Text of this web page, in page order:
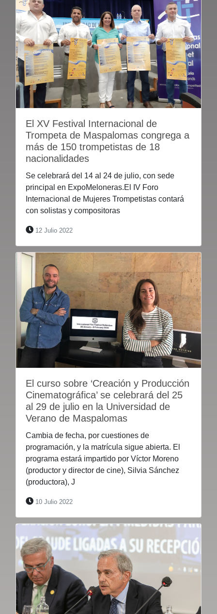
El XV Festival Internacional de
Trompeta de Maspalomas congrega a
más de 150 trompetistas de 18
nacionalidades
Se celebrará del 14 al 24 de julio, con sede
principal en ExpoMeloneras.El IV Foro
Internacional de Mujeres Trompetistas contará
con solistas y compositoras
12 Julio 2022
El curso sobre ‘Creación y Producción
Cinematográfica’ se celebrará del 25
al 29 de julio en la Universidad de
Verano de Maspalomas
Cambia de fecha, por cuestiones de
programación, y la matrícula sigue abierta. El
programa estará impartido por Víctor Moreno
(productor y director de cine), Silvia Sánchez
(productora), J
10 Julio 2022